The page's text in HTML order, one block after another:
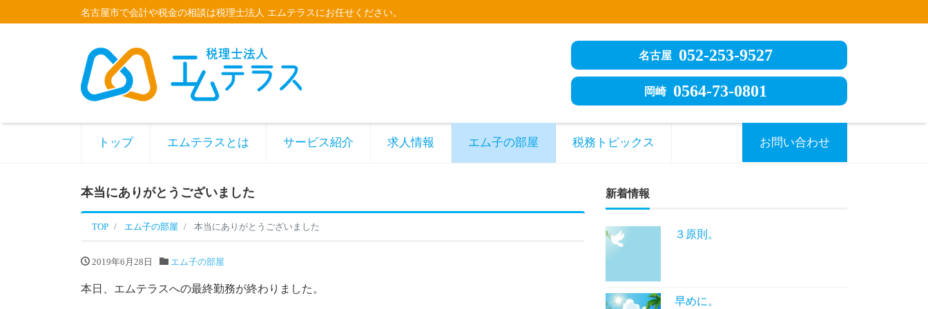
名古屋市で会計や税金の相談は税理士法人 エムテラスにお任せください。
名古屋 052-253-9527
岡崎 0564-73-0801
トップ エムテラスとは サービス紹介 求人情報 エム子の部屋 税務トピックス お問い合わせ
本当にありがとうございました
TOP エム子の部屋 本当にありがとうございました
2019年6月28日 エム子の部屋
本日、エムテラスへの最終勤務が終わりました。
新着情報
３原則。
早めに。